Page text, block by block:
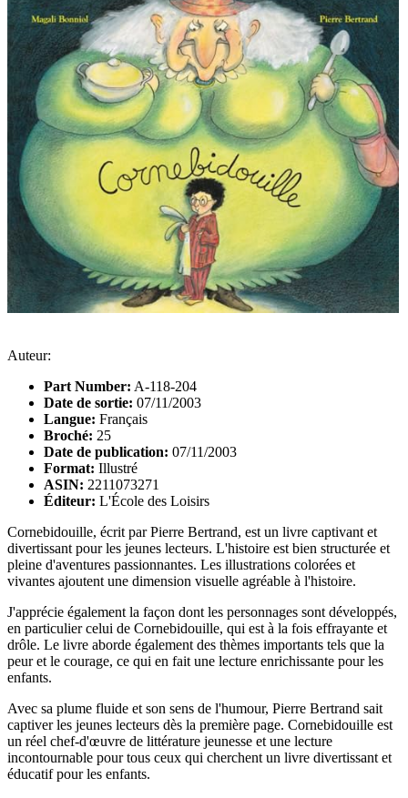
Auteur:
Part Number: A-118-204
Date de sortie: 07/11/2003
Langue: Français
Broché: 25
Date de publication: 07/11/2003
Format: Illustré
ASIN: 2211073271
Éditeur: L'École des Loisirs
Cornebidouille, écrit par Pierre Bertrand, est un livre captivant et
divertissant pour les jeunes lecteurs. L'histoire est bien structurée et
pleine d'aventures passionnantes. Les illustrations colorées et
vivantes ajoutent une dimension visuelle agréable à l'histoire.
J'apprécie également la façon dont les personnages sont développés,
en particulier celui de Cornebidouille, qui est à la fois effrayante et
drôle. Le livre aborde également des thèmes importants tels que la
peur et le courage, ce qui en fait une lecture enrichissante pour les
enfants.
Avec sa plume fluide et son sens de l'humour, Pierre Bertrand sait
captiver les jeunes lecteurs dès la première page. Cornebidouille est
un réel chef-d'œuvre de littérature jeunesse et une lecture
incontournable pour tous ceux qui cherchent un livre divertissant et
éducatif pour les enfants.